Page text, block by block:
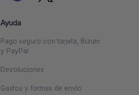
Ayuda
Pago seguro con tarjeta, Bizum
y PayPal
Devoluciones
Gastos y formas de envío